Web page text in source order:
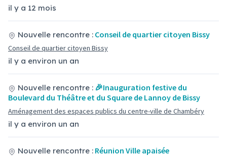
il y a 12 mois
il y a environ un an
Nouvelle rencontre : Conseil de quartier citoyen Bissy
Conseil de quartier citoyen Bissy
il y a environ un an
Nouvelle rencontre : 🎉Inauguration festive du
Boulevard du Théâtre et du Square de Lannoy de Bissy
Aménagement des espaces publics du centre-ville de Chambéry
Nouvelle rencontre : Réunion Ville apaisée